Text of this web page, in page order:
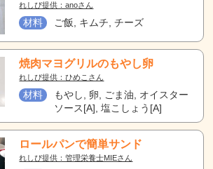
れしぴ提供：anoさん
材料 ご飯, キムチ, チーズ
焼肉マヨグリルのもやし卵
れしぴ提供：ひめこさん
材料
もやし, 卵, ごま油, オイスター
ソース[A], 塩こしょう[A]
ロールパンで簡単サンド
れしぴ提供：管理栄養士MIEさん